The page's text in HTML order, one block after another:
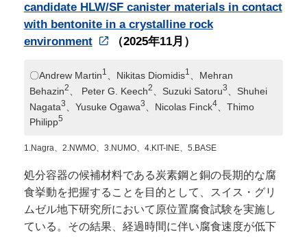
candidate HLW/SF canister materials in contact
with bentonite in a crystalline rock
environment
（2025年11月）
〇Andrew Martin1 、Nikitas Diomidis1
、Mehran
Behazin2 、 Peter G. Keech2 、Suzuki Satoru3
、Shuhei
Nagata3 、Yusuke Ogawa3 、Nicolas Finck4、Thimo
Philipp5
1.Nagra、2.NWMO、3.NUMO、4.KIT-INE、5.BASE
処分容器の候補材料である炭素鋼と銅の長期的な腐
食挙動を把握することを目的として、スイス・グリ
ムゼル地下研究所において原位置腐食試験を実施し
ている。その結果、経過時間に伴い腐食速度が低下